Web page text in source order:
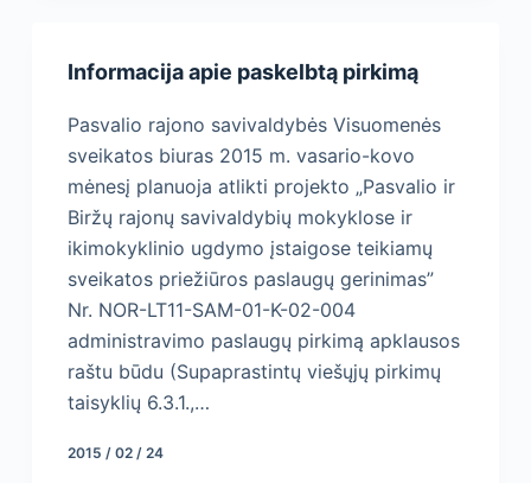
Informacija apie paskelbtą pirkimą
Pasvalio rajono savivaldybės Visuomenės
sveikatos biuras 2015 m. vasario-kovo
mėnesį planuoja atlikti projekto „Pasvalio ir
Biržų rajonų savivaldybių mokyklose ir
ikimokyklinio ugdymo įstaigose teikiamų
sveikatos priežiūros paslaugų gerinimas”
Nr. NOR-LT11-SAM-01-K-02-004
administravimo paslaugų pirkimą apklausos
raštu būdu (Supaprastintų viešųjų pirkimų
taisyklių 6.3.1.,…
2015 / 02 / 24